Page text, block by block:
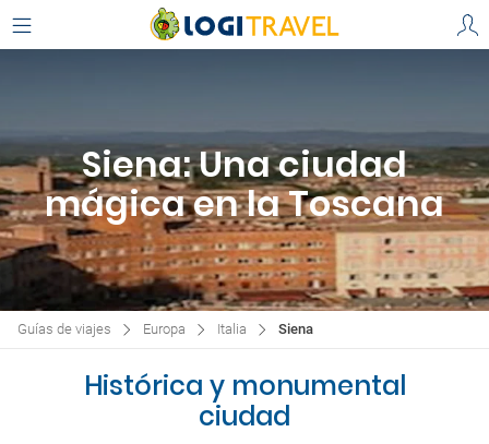
Siena: Una ciudad
mágica en la Toscana
Guías de viajes Europa Italia Siena
Histórica y monumental
ciudad